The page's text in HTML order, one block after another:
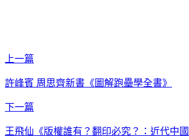
上一篇
許峰賓 周思齊新書《圖解跑壘學全書》
下一篇
王飛仙《版權誰有？翻印必究？：近代中